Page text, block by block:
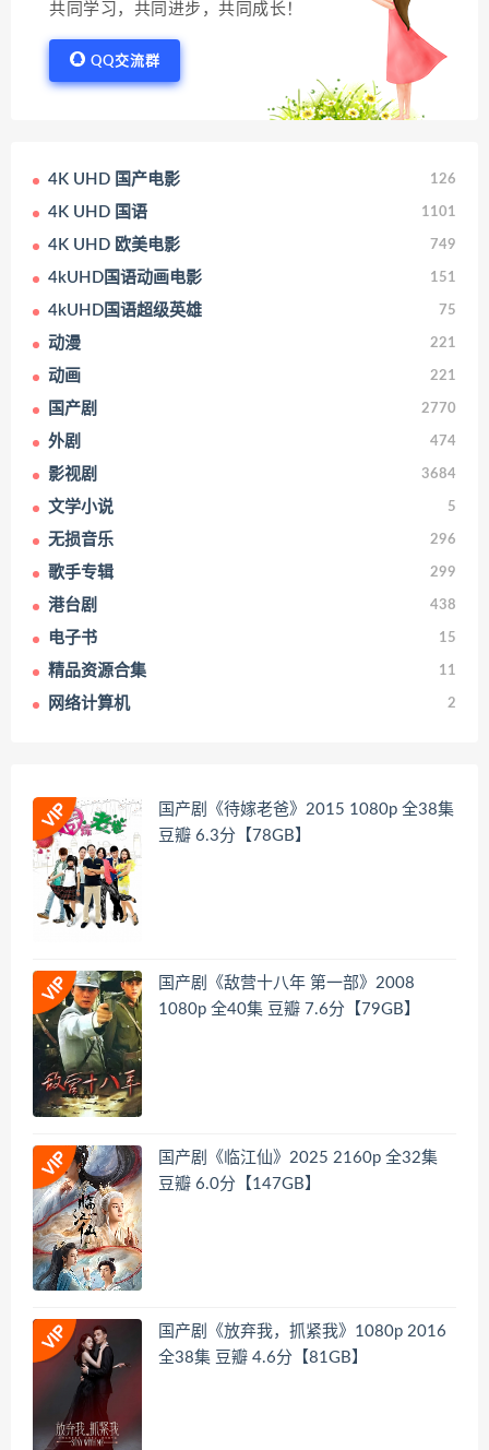
共同学习，共同进步，共同成长！
QQ交流群
4K UHD 国产电影 126
4K UHD 国语 1101
4K UHD 欧美电影 749
4kUHD国语动画电影 151
4kUHD国语超级英雄 75
动漫 221
动画 221
国产剧 2770
外剧 474
影视剧 3684
文学小说 5
无损音乐 296
歌手专辑 299
港台剧 438
电子书 15
精品资源合集 11
网络计算机 2
国产剧《待嫁老爸》2015 1080p 全38集
豆瓣 6.3分【78GB】
国产剧《敌营十八年 第一部》2008
1080p 全40集 豆瓣 7.6分【79GB】
国产剧《临江仙》2025 2160p 全32集
豆瓣 6.0分【147GB】
国产剧《放弃我，抓紧我》1080p 2016
全38集 豆瓣 4.6分【81GB】